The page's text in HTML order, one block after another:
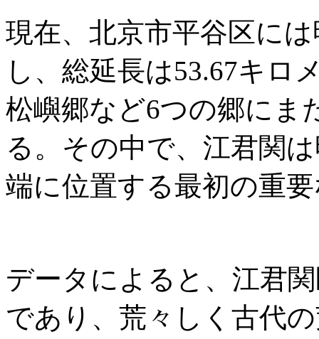
現在、北京市平谷区に
し、総延長は53.67キロ
松嶼郷など6つの郷にま
る。その中で、江君関
端に位置する最初の重
データによると、江君
であり、荒々しく古代